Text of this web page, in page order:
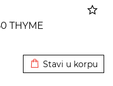
THYME
Stavi u korpu